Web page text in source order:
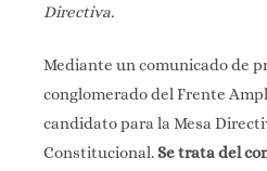
Directiva.
Mediante un comunicado de
conglomerado del Frente
candidato para la Mesa
Constitucional.Se trata del